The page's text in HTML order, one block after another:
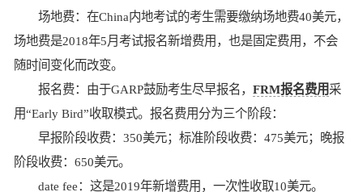
场地费：在China内地考试的考生需要缴纳场地费40美元，
场地费是2018年5月考试报名新增费用，也是固定费用，不会
随时间变化而改变。
报名费：由于GARP鼓励考生尽早报名，FRM报名费用采
用“Early Bird”收取模式。报名费用分为三个阶段：
早报阶段收费：350美元；标准阶段收费：475美元；晚报
阶段收费：650美元。
date fee：这是2019年新增费用，一次性收取10美元。